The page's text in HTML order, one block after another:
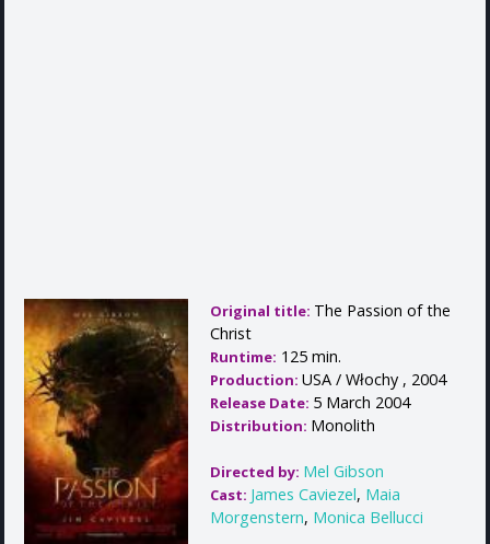
Original title: The Passion of the
Christ
Runtime: 125 min.
Production: USA / Włochy , 2004
Release Date: 5 March 2004
Distribution: Monolith
Directed by: Mel Gibson
Cast: James Caviezel, Maia
Morgenstern, Monica Bellucci